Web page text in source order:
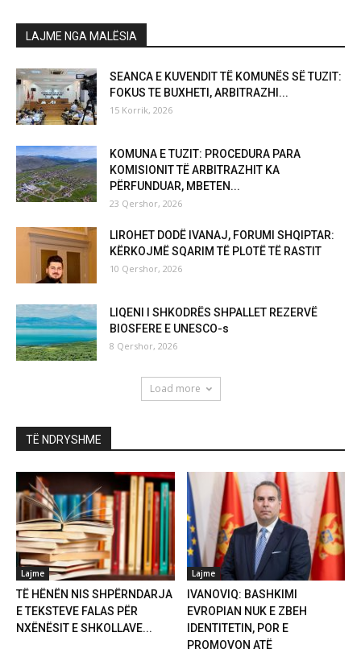
LAJME NGA MALËSIA
SEANCA E KUVENDIT TË KOMUNËS SË TUZIT:
FOKUS TE BUXHETI, ARBITRAZHI...
15 Korrik, 2026
KOMUNA E TUZIT: PROCEDURA PARA
KOMISIONIT TË ARBITRAZHIT KA
PËRFUNDUAR, MBETEN...
23 Qershor, 2026
LIROHET DODË IVANAJ, FORUMI SHQIPTAR:
KËRKOJMË SQARIM TË PLOTË TË RASTIT
10 Qershor, 2026
LIQENI I SHKODRËS SHPALLET REZERVË
BIOSFERE E UNESCO-s
8 Qershor, 2026
Load more
TË NDRYSHME
Lajme
TË HËNËN NIS SHPËRNDARJA
E TEKSTEVE FALAS PËR
NXËNËSIT E SHKOLLAVE...
Lajme
IVANOVIQ: BASHKIMI
EVROPIAN NUK E ZBEH
IDENTITETIN, POR E
PROMOVON ATË